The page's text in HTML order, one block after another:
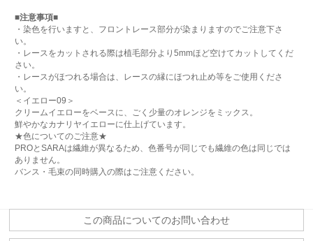
■注意事項■
・染色を行いますと、フロントレース部分が染まりますのでご注意下さ
い。
・レースをカットされる際は植毛部分より5mmほど空けてカットしてくだ
さい。
・レースがほつれる場合は、レースの縁にほつれ止め等をご使用くださ
い。
＜イエロー09＞
クリームイエローをベースに、ごく少量のオレンジをミックス。
鮮やかなカナリヤイエローに仕上げています。
★色についてのご注意★
PROとSARAは繊維が異なるため、色番号が同じでも繊維の色は同じでは
ありません。
バンス・毛束の同時購入の際はご注意ください。
この商品についてのお問い合わせ